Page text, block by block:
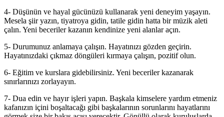
4- Düşünün ve hayal gücünüzü kullanarak yeni deneyim yaşayın.
Mesela şiir yazın, tiyatroya gidin, tatile gidin hatta bir müzik aleti
çalın. Yeni beceriler kazanın kendinize yeni alanlar açın.
5- Durumunuz anlamaya çalışın. Hayatınızı gözden geçirin.
Hayatınızdaki çıkmaz döngüleri kırmaya çalışın, pozitif olun.
6- Eğitim ve kurslara gidebilirsiniz. Yeni beceriler kazanarak
sınırlarınızı zorlayayın.
7- Dua edin ve hayır işleri yapın. Başkala kimselere yardım etmeniz
kafanızın içini boşaltacağı gibi başkalarının sorunlarını hayatlarını